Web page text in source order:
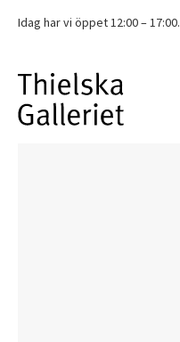
Idag har vi öppet 12:00 – 17:00.